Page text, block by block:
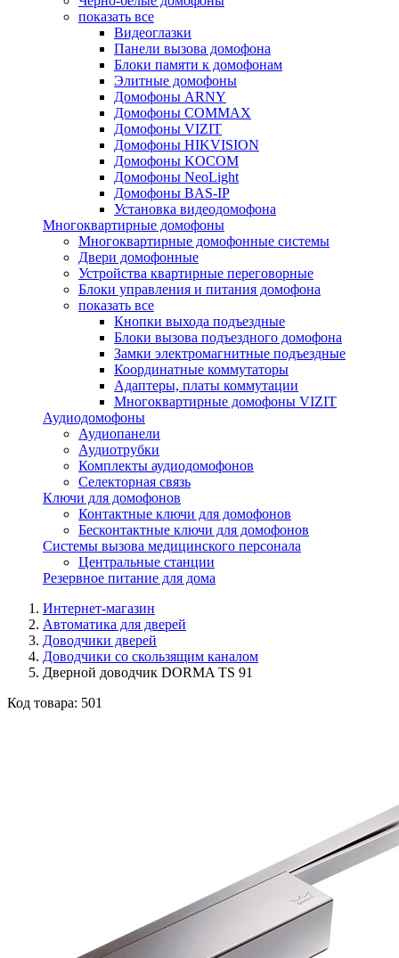
показать все
Видеоглазки
Панели вызова домофона
Блоки памяти к домофонам
Элитные домофоны
Домофоны ARNY
Домофоны COMMAX
Домофоны VIZIT
Домофоны HIKVISION
Домофоны KOCOM
Домофоны NeoLight
Домофоны BAS-IP
Установка видеодомофона
Многоквартирные домофоны
Многоквартирные домофонные системы
Двери домофонные
Устройства квартирные переговорные
Блоки управления и питания домофона
показать все
Кнопки выхода подъездные
Блоки вызова подъездного домофона
Замки электромагнитные подъездные
Координатные коммутаторы
Адаптеры, платы коммутации
Многоквартирные домофоны VIZIT
Аудиодомофоны
Аудиопанели
Аудиотрубки
Комплекты аудиодомофонов
Селекторная связь
Ключи для домофонов
Контактные ключи для домофонов
Бесконтактные ключи для домофонов
Системы вызова медицинского персонала
Центральные станции
Резервное питание для дома
Интернет-магазин
Автоматика для дверей
Доводчики дверей
Доводчики со скользящим каналом
Дверной доводчик DORMA TS 91
Код товара: 501